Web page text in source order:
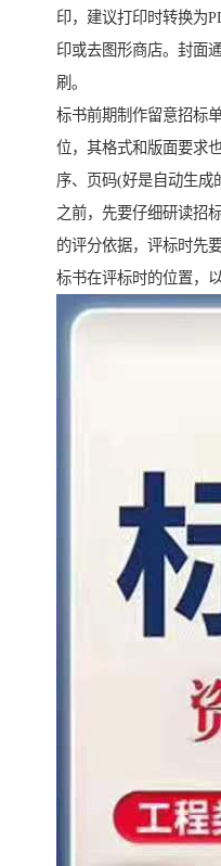
印，建议打印时转换为
印或去图形商店。封面
刷。
标书前期制作留意招标
位，其格式和版面要求
序、页码(好是自动生成
之前，先要仔细研读招
的评分依据，评标时先
标书在评标时的位置，